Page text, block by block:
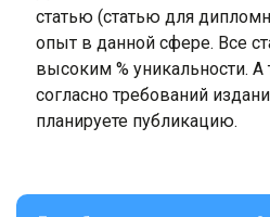
статью (статью для
опыт в данной сфере. Все
высоким % уникальности.
согласно требований
планируете публикацию.